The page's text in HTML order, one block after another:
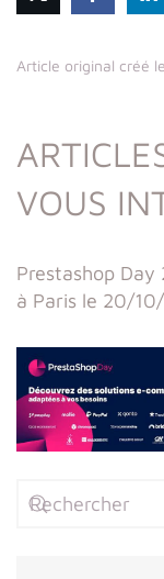
Article original créé
VOUS
Prestashop Day
à Paris le 20/